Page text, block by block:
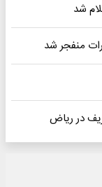
شد
منفجر شد
در ریاض